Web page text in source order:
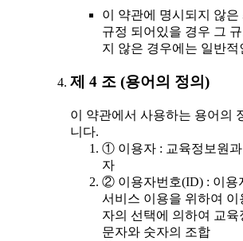
이 약관에 명시되지 않은
규정 되어있을 경우 그
지 않은 경우에는 일반
제 4 조 (용어의 정의)
이 약관에서 사용하는 용어의
니다.
① 이용자 : 교육정보원
자
② 이용자번호(ID) : 이용
서비스 이용을 위하여
자의 선택에 의하여 교
문자와 숫자의 조합